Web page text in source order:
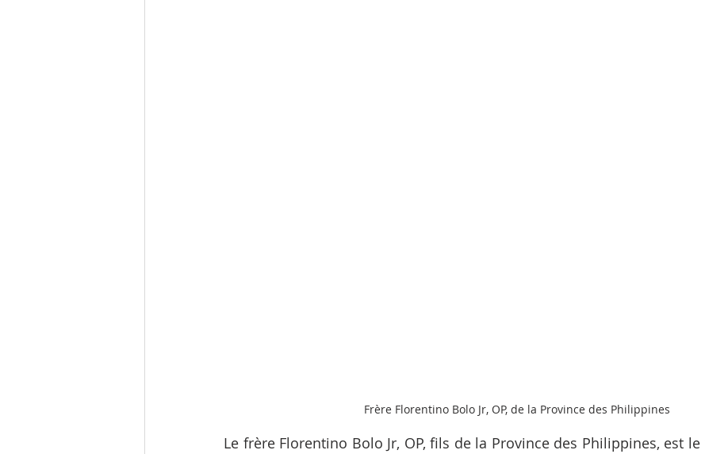
Frère Florentino Bolo Jr, OP, de la Province des Philippines
Le frère Florentino Bolo Jr, OP, fils de la Province des Philippines, est